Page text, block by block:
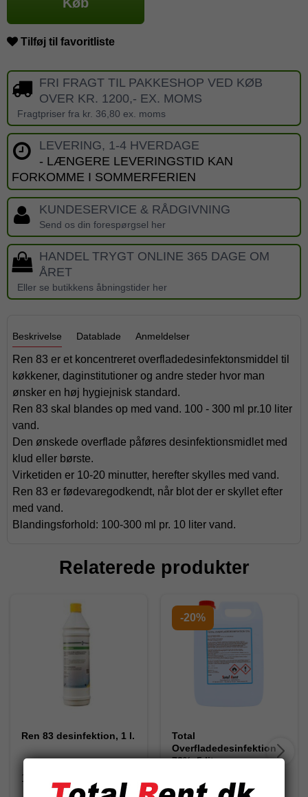
Tilføj til favoritliste
FRI FRAGT TIL PAKKESHOP VED KØB
OVER KR. 1200,- EX. MOMS
Fragtpriser fra kr. 36,80 ex. moms
LEVERING, 1-4 HVERDAGE
- LÆNGERE LEVERINGSTID KAN
FORKOMME I SOMMERFERIEN
KUNDESERVICE & RÅDGIVNING
Send os din forespørgsel her
HANDEL TRYGT ONLINE 365 DAGE OM
ÅRET
Eller se butikkens åbningstider her
Beskrivelse Datablade Anmeldelser
Ren 83 er et koncentreret overfladedesinfektonsmiddel til
køkkener, daginstitutioner og andre steder hvor man
ønsker en høj hygiejnisk standard.
Ren 83 skal blandes op med vand. 100 - 300 ml pr.10 liter
vand.
Den ønskede overflade påføres desinfektionsmidlet med
klud eller børste.
Virketiden er 10-20 minutter, herefter skylles med vand.
Ren 83 er fødevaregodkendt, når blot der er skyllet efter
med vand.
Blandingsforhold: 100-300 ml pr. 10 liter vand.
Relaterede produkter
Ren 83 desinfektion, 1 l.
100477
-20%
Total
Overfladedesinfektion
72%, 5 liter